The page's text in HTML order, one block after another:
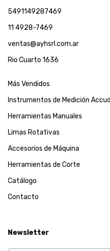
5491149287469
11 4928-7469
ventas@ayhsrl.com.ar
Rio Cuarto 1636
Más Vendidos
Instrumentos de Medición Accud
Herramientas Manuales
Limas Rotativas
Accesorios de Máquina
Herramientas de Corte
Catálogo
Contacto
Newsletter